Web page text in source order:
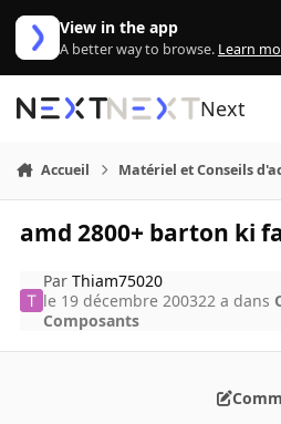
Aller au contenu
View in the app
A better way to browse. Learn
Next
Accueil Matériel et Conseils
amd 2800+ barton ki
ParThiam75020
le 19 décembre 200322 a dans
Composants